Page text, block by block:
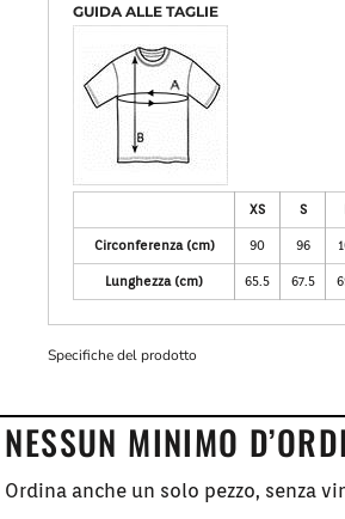
GUIDA ALLE TAGLIE
XS S
Circonferenza (cm) 90 96
Lunghezza (cm) 65.5 67.5
Specifiche del prodotto
NESSUN MINIMO
Ordina anche un solo pezzo, senza